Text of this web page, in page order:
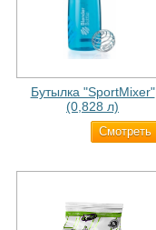
Бутылка "SportMixer"
(0,828 л)
Cмотреть